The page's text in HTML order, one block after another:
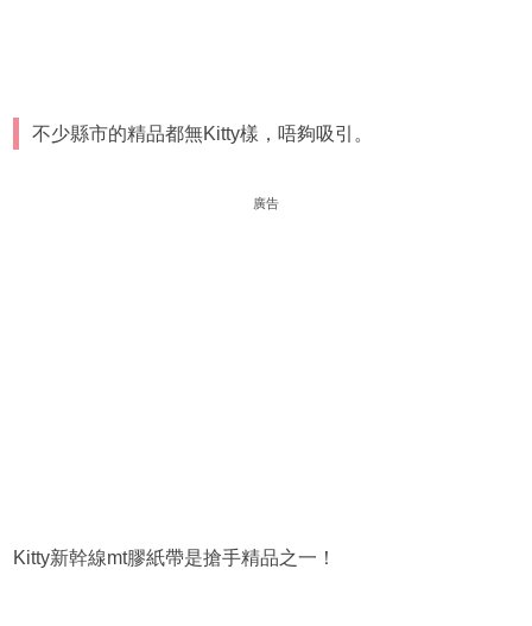
不少縣市的精品都無Kitty樣，唔夠吸引。
廣告
Kitty新幹線mt膠紙帶是搶手精品之一！